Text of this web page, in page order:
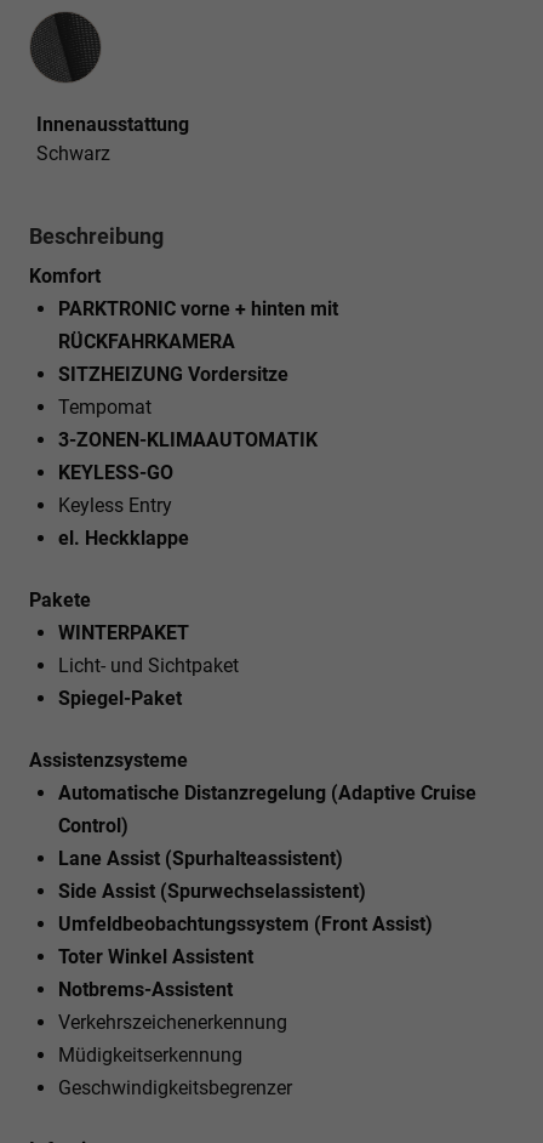
Innenausstattung
Innenausstattung
Schwarz
Beschreibung
Komfort
PARKTRONIC vorne + hinten mit
RÜCKFAHRKAMERA
SITZHEIZUNG Vordersitze
Tempomat
3-ZONEN-KLIMAAUTOMATIK
KEYLESS-GO
Keyless Entry
el. Heckklappe
Pakete
WINTERPAKET
Licht- und Sichtpaket
Spiegel-Paket
Assistenzsysteme
Automatische Distanzregelung (Adaptive Cruise
Control)
Lane Assist (Spurhalteassistent)
Side Assist (Spurwechselassistent)
Umfeldbeobachtungssystem (Front Assist)
Toter Winkel Assistent
Notbrems-Assistent
Verkehrszeichenerkennung
Müdigkeitserkennung
Geschwindigkeitsbegrenzer